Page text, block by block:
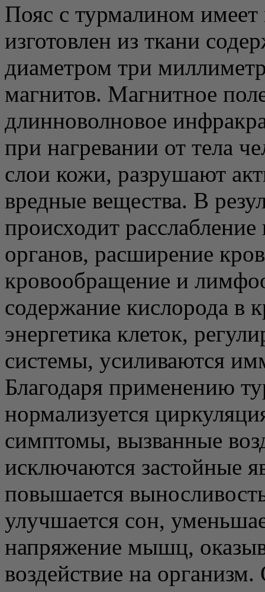
Пояс с турмалином
изготовлен из ткани
диаметром три
магнитов. Магнитное
длинноволновое
при нагревании от тела
слои кожи, разрушают
вредные вещества. В
происходит
органов, расширение
кровообращение и
содержание кислорода в
энергетика клеток,
системы, усиливаются
Благодаря применению
нормализуется
симптомы, вызванные
исключаются застойные
повышается
улучшается сон,
напряжение мышц,
воздействие на